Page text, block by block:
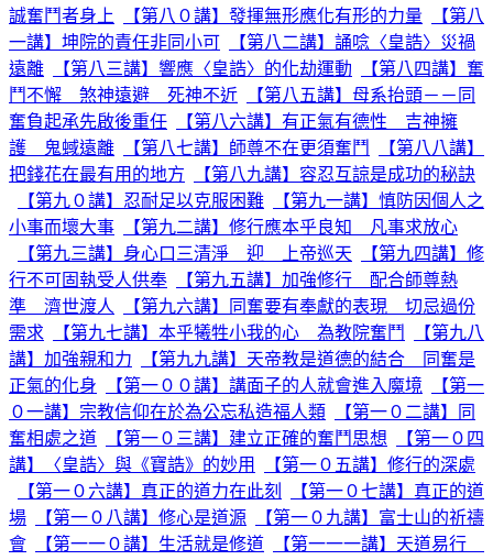
誠奮鬥者身上
【第八０講】發揮無形應化有形的力量
【第八
一講】坤院的責任非同小可
【第八二講】誦唸〈皇誥〉災禍
遠離
【第八三講】響應〈皇誥〉的化劫運動
【第八四講】奮
鬥不懈 煞神遠避 死神不近
【第八五講】母系抬頭－－同
奮負起承先啟後重任
【第八六講】有正氣有德性 吉神擁
護 鬼蜮遠離
【第八七講】師尊不在更須奮鬥
【第八八講】
把錢花在最有用的地方
【第八九講】容忍互諒是成功的秘訣
【第九０講】忍耐足以克服困難
【第九一講】慎防因個人之
小事而壞大事
【第九二講】修行應本乎良知 凡事求放心
【第九三講】身心口三清淨 迎 上帝巡天
【第九四講】修
行不可固執受人供奉
【第九五講】加強修行 配合師尊熱
準 濟世渡人
【第九六講】同奮要有奉獻的表現 切忌過份
需求
【第九七講】本乎犧牲小我的心 為教院奮鬥
【第九八
講】加強親和力
【第九九講】天帝教是道德的結合 同奮是
正氣的化身
【第一００講】講面子的人就會進入魔境
【第一
０一講】宗教信仰在於為公忘私造福人類
【第一０二講】同
奮相處之道
【第一０三講】建立正確的奮鬥思想
【第一０四
講】〈皇誥〉與《寶誥》的妙用
【第一０五講】修行的深處
【第一０六講】真正的道力在此刻
【第一０七講】真正的道
場
【第一０八講】修心是道源
【第一０九講】富士山的祈禱
會
【第一一０講】生活就是修道
【第一一一講】天道易行